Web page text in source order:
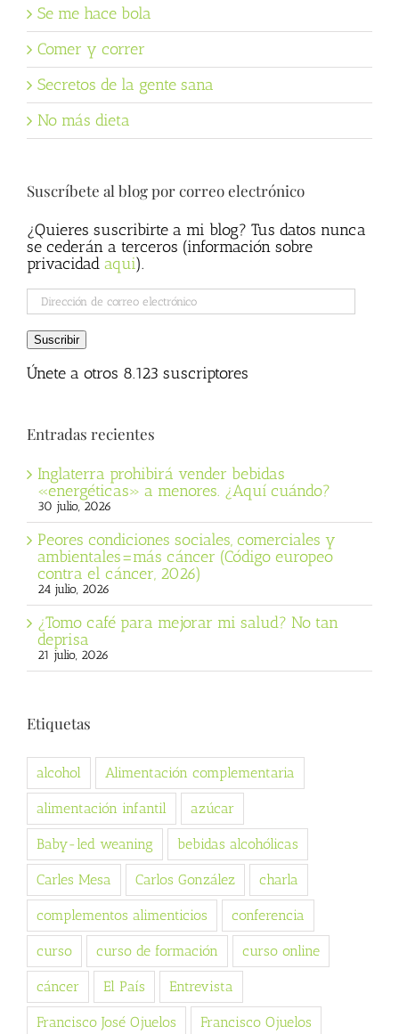
Se me hace bola
Comer y correr
Secretos de la gente sana
No más dieta
Suscríbete al blog por correo electrónico
¿Quieres suscribirte a mi blog? Tus datos nunca
se cederán a terceros (información sobre
privacidad aqui).
Dirección
de
correo
electrónico
Suscribir
Únete a otros 8.123 suscriptores
Entradas recientes
Inglaterra prohibirá vender bebidas
«energéticas» a menores. ¿Aquí cuándo?
30 julio, 2026
Peores condiciones sociales, comerciales y
ambientales=más cáncer (Código europeo
contra el cáncer, 2026)
24 julio, 2026
¿Tomo café para mejorar mi salud? No tan
deprisa
21 julio, 2026
Etiquetas
alcohol Alimentación complementaria
alimentación infantil azúcar
Baby-led weaning bebidas alcohólicas
Carles Mesa Carlos González charla
complementos alimenticios conferencia
curso curso de formación curso online
cáncer El País Entrevista
Francisco José Ojuelos Francisco Ojuelos